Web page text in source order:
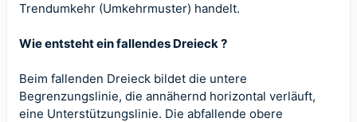
Trendumkehr (Umkehrmuster) handelt.
Wie entsteht ein fallendes Dreieck ?
Beim fallenden Dreieck bildet die untere
Begrenzungslinie, die annähernd horizontal verläuft,
eine Unterstützungslinie. Die abfallende obere